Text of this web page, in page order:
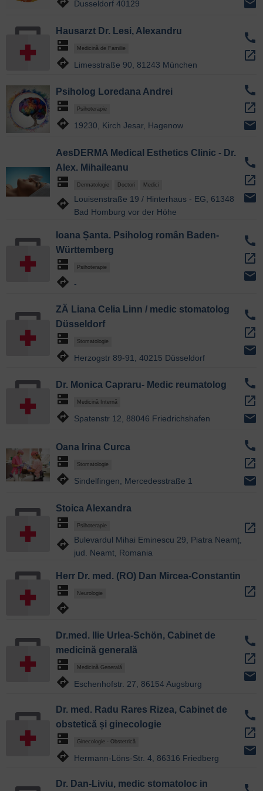
Dusseldorf 40129 email
Hausarzt Dr. Lesi, Alexandru
dns Medicină de Familie
directions Limesstraße 90, 81243 München
call
open_in_new
Psiholog Loredana Andrei
dns Psihoterapie
directions 19230, Kirch Jesar, Hagenow
call
open_in_new
email
AesDERMA Medical Esthetics Clinic - Dr.
Alex. Mihaileanu
dns Dermatologie Doctori Medici
directions
Louisenstraße 19 / Hinterhaus - EG, 61348
Bad Homburg vor der Höhe
call
open_in_new
email
Ioana Șanta. Psiholog român Baden-
Württemberg
dns Psihoterapie
directions -
call
open_in_new
email
ZÄ Liana Celia Linn / medic stomatolog
Düsseldorf
dns Stomatologie
directions Herzogstr 89-91, 40215 Düsseldorf
call
open_in_new
email
Dr. Monica Capraru- Medic reumatolog
dns Medicină Internă
directions Spatenstr 12, 88046 Friedrichshafen
call
open_in_new
email
Oana Irina Curca
dns Stomatologie
directions Sindelfingen, Mercedesstraße 1
call
open_in_new
email
Stoica Alexandra
dns Psihoterapie
directions
Bulevardul Mihai Eminescu 29, Piatra Neamț,
jud. Neamt, Romania
open_in_new
Herr Dr. med. (RO) Dan Mircea-Constantin
dns Neurologie
directions
open_in_new
Dr.med. Ilie Urlea-Schön, Cabinet de
medicină generală
dns Medicină Generală
directions Eschenhofstr. 27, 86154 Augsburg
call
open_in_new
email
Dr. med. Radu Rares Rizea, Cabinet de
obstetică și ginecologie
dns Ginecologie - Obstetrică
directions Hermann-Löns-Str. 4, 86316 Friedberg
call
open_in_new
email
Dr. Dan-Liviu, medic stomatoloc in